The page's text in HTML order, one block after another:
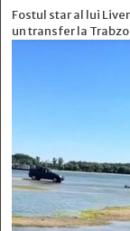
Fostul star al lui
un transfer la